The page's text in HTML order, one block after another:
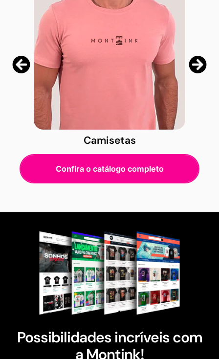
Camisetas
Confira o catálogo completo
Possibilidades incríveis com
a Montink!